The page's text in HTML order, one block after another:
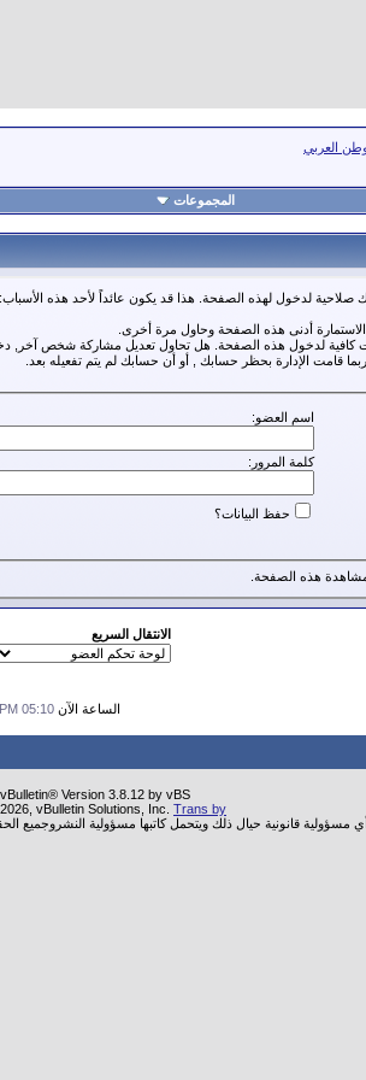
العربي
المجموعات
صلاحية لدخول لهذه الصفحة. هذا قد يكون عائداً لأحد هذه الأسباب:
أدنى هذه الصفحة وحاول مرة أخرى.
كافية لدخول هذه الصفحة. هل تحاول تعديل مشاركة شخص آخر,
قامت الإدارة بحظر حسابك , أو أن حسابك لم يتم تفعيله بعد.
اسم العضو:
كلمة المرور:
حفظ البيانات؟
هذه الصفحة.
الانتقال السريع
الساعة الآن 05:10 PM
Version 3.8.12 by vBS
vBulletin Solutions, Inc. Trans by
أي مسؤولية قانونية حيال ذلك ويتحمل كاتبها مسؤولية